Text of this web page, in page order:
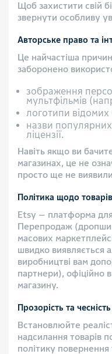
Щоб захистити свій
звернути особливу
Авторське право та
Це найчастіша
заборонено
зображення
мультфільмів
логотипи
назви
ліцензії.
Навіть якщо ви
магазинах, це не
просто ще не
Політика щодо
Etsy — платформа для
Перепродаж
масових
швидко виявляється
виробництві вам
партнери), офіційно
магазину.
Прозорість та
Встановлюйте
надсилання товарів
політику